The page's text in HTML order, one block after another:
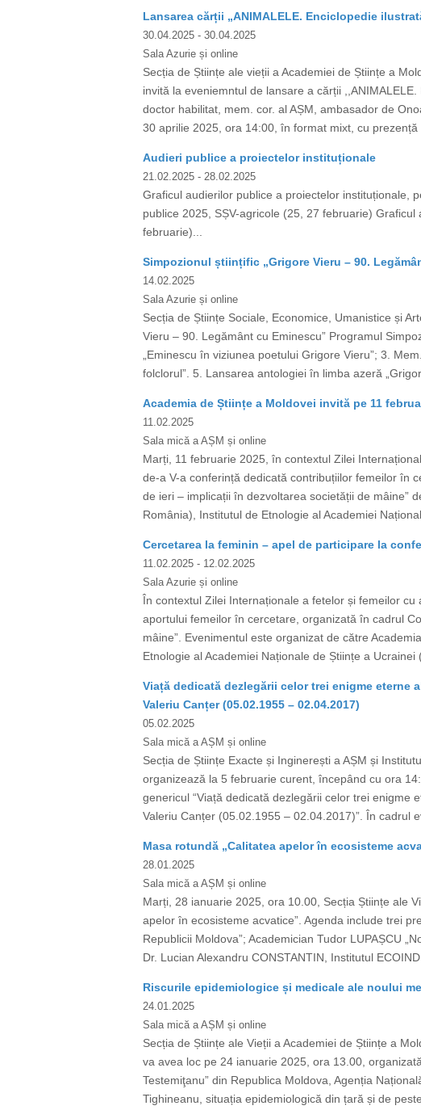
Lansarea cărții „ANIMALELE. Enciclopedie
30.04.2025 - 30.04.2025
Sala Azurie și online
Secția de Științe ale vieții a Academiei de Științe a
invită la eveniemntul de lansare a cărții
doctor habilitat, mem. cor. al AȘM, ambasador de
30 aprilie 2025, ora 14:00, în format mixt, cu
Audieri publice a proiectelor instituționale
21.02.2025 - 28.02.2025
Graficul audierilor publice a proiectelor instituționale,
publice 2025, SȘV-agricole (25, 27 februarie)
februarie)...
Simpozionul științific „Grigore Vieru – 90.
14.02.2025
Sala Azurie și online
Secția de Științe Sociale, Economice, Umanistice și
Vieru – 90. Legământ cu Eminescu” Programul
„Eminescu în viziunea poetului Grigore Vieru”; 3.
folclorul”. 5. Lansarea antologiei în limba azeră
Academia de Științe a Moldovei invită pe 11
11.02.2025
Sala mică a AȘM și online
Marți, 11 februarie 2025, în contextul Zilei
de-a V-a conferință dedicată contribuțiilor femeilor în
de ieri – implicații în dezvoltarea societății de mâine”
România), Institutul de Etnologie al Academiei
Cercetarea la feminin – apel de participare la
11.02.2025 - 12.02.2025
Sala Azurie și online
În contextul Zilei Internaționale a fetelor și femeilor
aportului femeilor în cercetare, organizată în cadrul
mâine”. Evenimentul este organizat de către
Etnologie al Academiei Naționale de Științe a
Viață dedicată dezlegării celor trei enigme eterne
Valeriu Canțer (05.02.1955 – 02.04.2017)
05.02.2025
Sala mică a AȘM și online
Secția de Științe Exacte și Inginerești a AȘM și
organizează la 5 februarie curent, începând cu ora
genericul “Viață dedicată dezlegării celor trei enigme
Valeriu Canțer (05.02.1955 – 02.04.2017)”. În cadrul
Masa rotundă „Calitatea apelor în ecosisteme
28.01.2025
Sala mică a AȘM și online
Marți, 28 ianuarie 2025, ora 10.00, Secția Științe ale
apelor în ecosisteme acvatice”. Agenda include trei
Republicii Moldova”; Academician Tudor LUPAȘCU
Dr. Lucian Alexandru CONSTANTIN, Institutul
Riscurile epidemiologice și medicale ale noului
24.01.2025
Sala mică a AȘM și online
Secția de Științe ale Vieții a Academiei de Științe a
va avea loc pe 24 ianuarie 2025, ora 13.00,
Testemiţanu” din Republica Moldova, Agenția
Tighineanu, situația epidemiologică din țară și de